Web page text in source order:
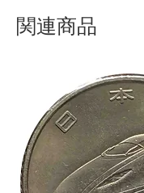
関連商品